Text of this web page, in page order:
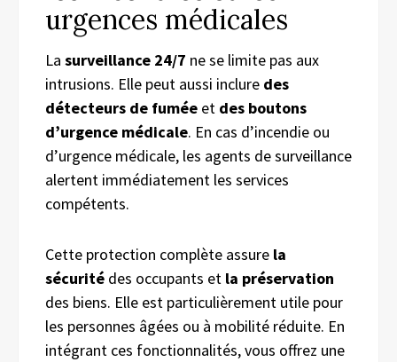
urgences médicales
La surveillance 24/7 ne se limite pas aux
intrusions. Elle peut aussi inclure des
détecteurs de fumée et des boutons
d’urgence médicale. En cas d’incendie ou
d’urgence médicale, les agents de surveillance
alertent immédiatement les services
compétents.
Cette protection complète assure la
sécurité des occupants et la préservation
des biens. Elle est particulièrement utile pour
les personnes âgées ou à mobilité réduite. En
intégrant ces fonctionnalités, vous offrez une